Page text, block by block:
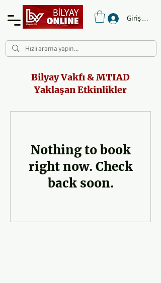
Giriş Yap
Bilyay Vakfı & MTIAD
Yaklaşan Etkinlikler
Nothing to book
right now. Check
back soon.